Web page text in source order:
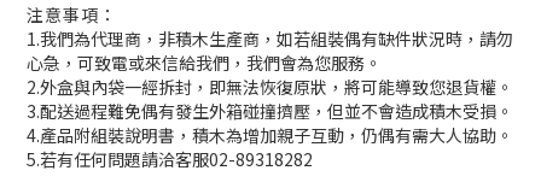
注意事項：
1.我們為代理商，非積木生產商，如若組裝偶有缺件狀況時，請勿
心急，可致電或來信給我們，我們會為您服務。
2.外盒與內袋一經拆封，即無法恢復原狀，將可能導致您退貨權。
3.配送過程難免偶有發生外箱碰撞擠壓，但並不會造成積木受損。
4.產品附組裝說明書，積木為增加親子互動，仍偶有需大人協助。
5.若有任何問題請洽客服02-89318282